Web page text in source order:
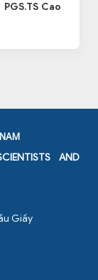
Cao
AND
Giấy